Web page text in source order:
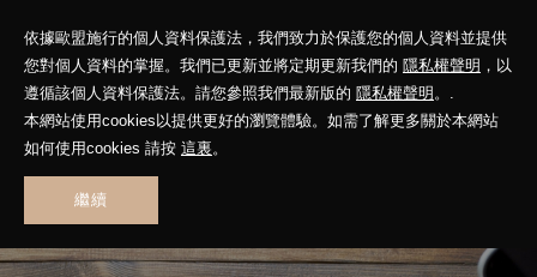
依據歐盟施行的個人資料保護法，我們致力於保護您的個人資料並提供
您對個人資料的掌握。我們已更新並將定期更新我們的 隱私權聲明 ，以
遵循該個人資料保護法。請您參照我們最新版的 隱私權聲明 。.
本網站使用cookies以提供更好的瀏覽體驗。如需了解更多關於本網站
如何使用cookies 請按 這裏。
繼續
WHAT'S NEW